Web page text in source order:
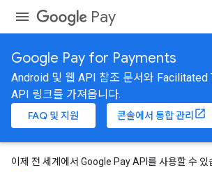
Pay
Google Pay for Payments
Android 및 웹 API 참조 문서와 Facilitated
API 링크를 가져옵니다.
FAQ 및 지원 콘솔에서 통합 관리
이제 전 세계에서 Google Pay API를 사용할 수 있